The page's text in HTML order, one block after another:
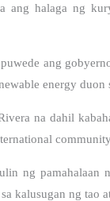
ang halaga ng
ang
energy
na dahil
ng pamahalaan
kalusugan ng tao